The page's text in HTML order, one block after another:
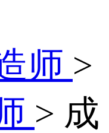
师 >
> 成